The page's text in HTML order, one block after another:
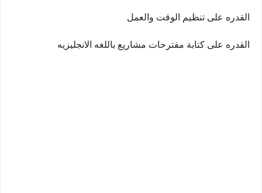
القدره على تنظيم الوقت والعمل
القدره على كتابة مقترحات مشاريع باللغه الانجليزيه